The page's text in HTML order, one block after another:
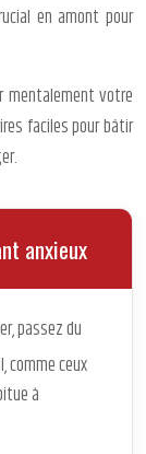
en amont pour
mentalement votre
faciles pour bâtir
anxieux
passez du
comme ceux
à